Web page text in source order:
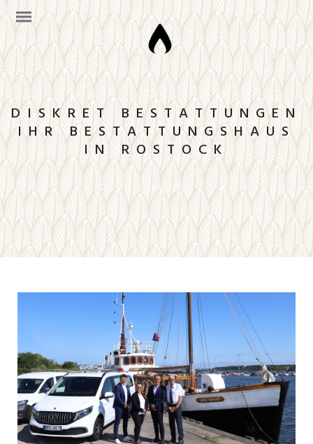
DISKRET BESTATTUNGEN
IHR BESTATTUNGSHAUS
IN ROSTOCK